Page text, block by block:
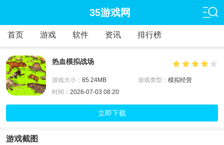
35游戏网
首页 游戏 软件 资讯 排行榜
热血模拟战场
游戏大小： 85.24MB 游戏类型： 模拟经营
时间： 2026-07-03 08:20
立即下载
游戏截图